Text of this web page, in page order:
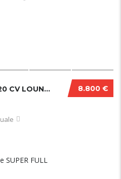
8.800 €
FIAT 500L 1.6 MULTIJET 120 CV LOUNGE 2018 FULL